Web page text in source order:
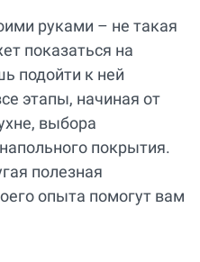
руками – не такая
показаться на
подойти к ней
этапы, начиная от
выбора
покрытия.
полезная
опыта помогут вам